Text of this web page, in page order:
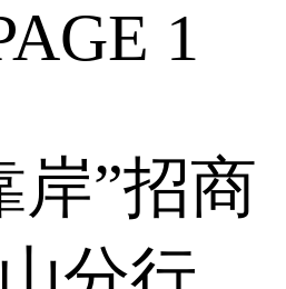
1
岸”招商